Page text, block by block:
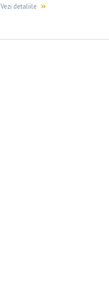
Vezi detaliile